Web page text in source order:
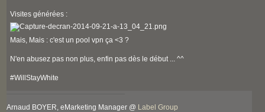
Visites générées :
Mais, Mais : c'est un pool vpn ça <3 ?
N'en abusez pas non plus, enfin pas dès le début ... ^^
#WillStayWhite
Arnaud BOYER, eMarketing Manager @ Label Group